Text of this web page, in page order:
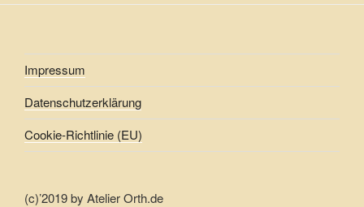
Impressum
Datenschutzerklärung
Cookie-Richtlinie (EU)
(c)’2019 by Atelier Orth.de